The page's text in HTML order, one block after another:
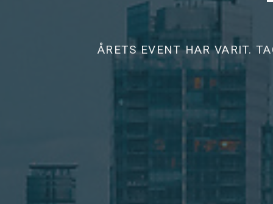
ÅRETS EVENT HAR VARIT.